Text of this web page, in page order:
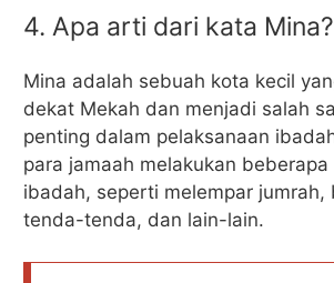
4. Apa arti dari kata Mina?
Mina adalah sebuah kota kecil
dekat Mekah dan menjadi salah
penting dalam pelaksanaan
para jamaah melakukan beberapa
ibadah, seperti melempar jumrah,
tenda-tenda, dan lain-lain.